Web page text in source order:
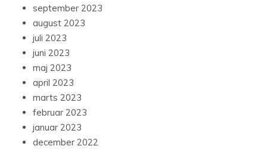
september 2023
august 2023
juli 2023
juni 2023
maj 2023
april 2023
marts 2023
februar 2023
januar 2023
december 2022